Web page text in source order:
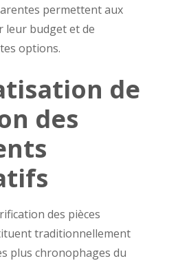
permettent aux
leur budget et de
options.
de
des
des pièces
traditionnellement
plus chronophages du